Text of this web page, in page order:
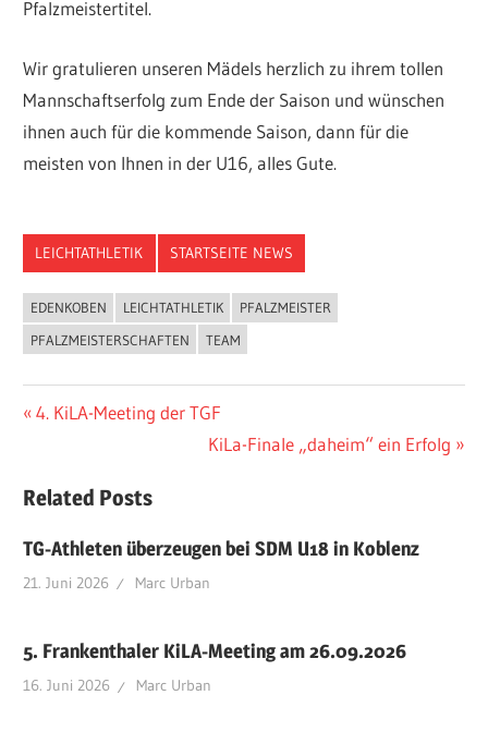
Pfalzmeistertitel.
Wir gratulieren unseren Mädels herzlich zu ihrem tollen
Mannschaftserfolg zum Ende der Saison und wünschen
ihnen auch für die kommende Saison, dann für die
meisten von Ihnen in der U16, alles Gute.
LEICHTATHLETIK STARTSEITE NEWS
EDENKOBEN LEICHTATHLETIK
PFALZMEISTER
PFALZMEISTERSCHAFTEN
TEAM
Beitragsnavigation
Vorheriger
4. KiLA-Meeting der TGF
Nächster
KiLa-Finale „daheim“ ein Erfolg
Related Posts
TG-Athleten überzeugen bei SDM U18 in Koblenz
21. Juni 2026 Marc Urban
5. Frankenthaler KiLA-Meeting am 26.09.2026
16. Juni 2026 Marc Urban